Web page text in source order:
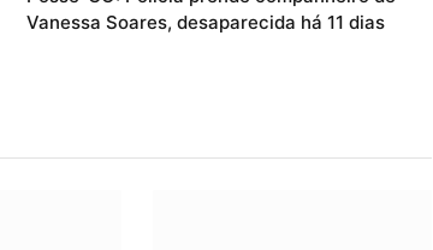
Vanessa Soares, desaparecida há 11 dias